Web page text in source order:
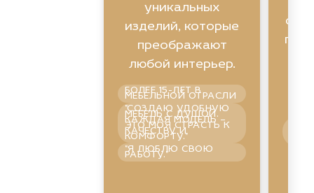
уникальных
изделий, которые
преображают
любой интерьер.
БОЛЕЕ 15-ЛЕТ В
МЕБЕЛЬНОЙ ОТРАСЛИ
"СОЗДАЮ УДОБНУЮ
МЕБЕЛЬ С ДУШОЙ.
КАЖДАЯ МОДЕЛЬ –
ЭТО МОЯ СТРАСТЬ К
КАЧЕСТВУ И
КОМФОРТУ."
"Я ЛЮБЛЮ СВОЮ
РАБОТУ."